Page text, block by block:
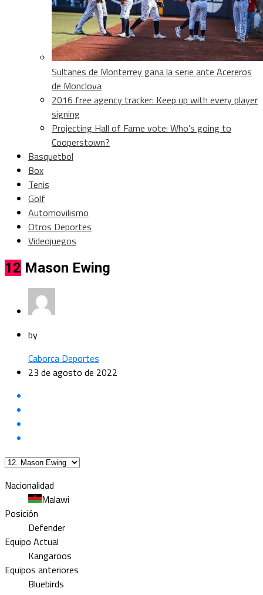
Sultanes de Monterrey gana la serie ante Acereros
de Monclova
2016 free agency tracker: Keep up with every player
signing
Projecting Hall of Fame vote: Who’s going to
Cooperstown?
Basquetbol
Box
Tenis
Golf
Automovilismo
Otros Deportes
Videojuegos
12 Mason Ewing
by
Caborca Deportes
23 de agosto de 2022
Nacionalidad
Malawi
Posición
Defender
Equipo Actual
Kangaroos
Equipos anteriores
Bluebirds